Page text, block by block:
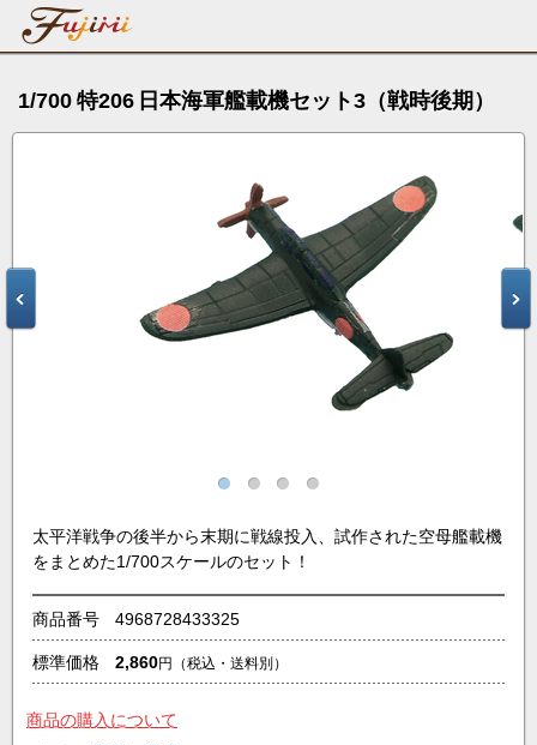
1/700 特206 日本海軍艦載機セット3（戦時後期）
太平洋戦争の後半から末期に戦線投入、試作された空母艦載機
をまとめた1/700スケールのセット！
商品番号 4968728433325
標準価格 2,860円 （税込・送料別）
商品の購入について